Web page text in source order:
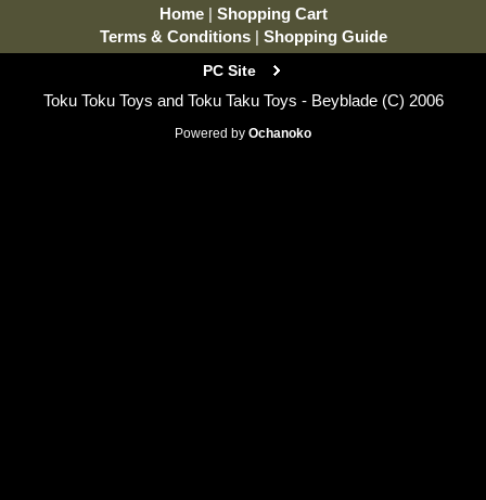
Home | Shopping Cart
Terms & Conditions | Shopping Guide
PC Site
Toku Toku Toys and Toku Taku Toys - Beyblade (C) 2006
Powered by Ochanoko